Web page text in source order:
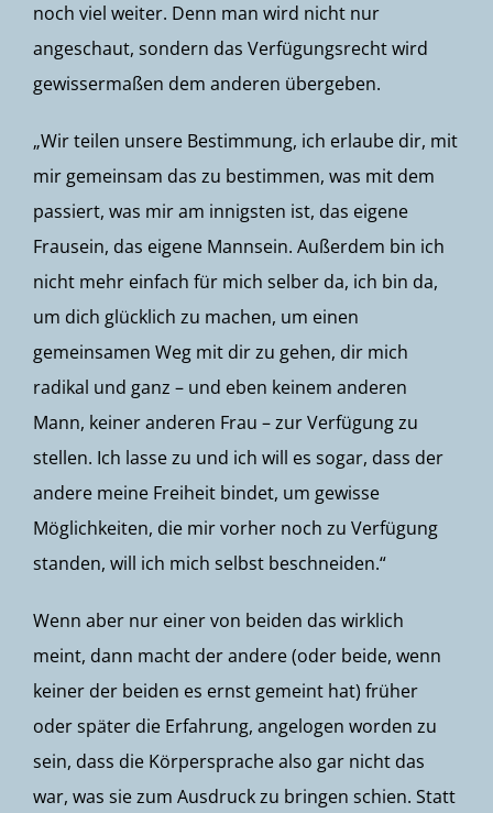
noch viel weiter. Denn man wird nicht nur
angeschaut, sondern das Verfügungsrecht wird
gewissermaßen dem anderen übergeben.
„Wir teilen unsere Bestimmung, ich erlaube dir, mit
mir gemeinsam das zu bestimmen, was mit dem
passiert, was mir am innigsten ist, das eigene
Frausein, das eigene Mannsein. Außerdem bin ich
nicht mehr einfach für mich selber da, ich bin da,
um dich glücklich zu machen, um einen
gemeinsamen Weg mit dir zu gehen, dir mich
radikal und ganz – und eben keinem anderen
Mann, keiner anderen Frau – zur Verfügung zu
stellen. Ich lasse zu und ich will es sogar, dass der
andere meine Freiheit bindet, um gewisse
Möglichkeiten, die mir vorher noch zu Verfügung
standen, will ich mich selbst beschneiden.“
Wenn aber nur einer von beiden das wirklich
meint, dann macht der andere (oder beide, wenn
keiner der beiden es ernst gemeint hat) früher
oder später die Erfahrung, angelogen worden zu
sein, dass die Körpersprache also gar nicht das
war, was sie zum Ausdruck zu bringen schien. Statt